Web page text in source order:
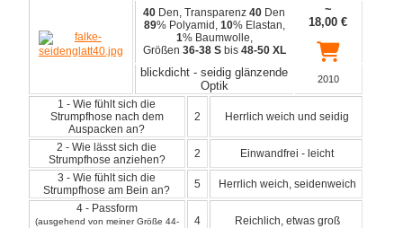
40 Den, Transparenz40 Den
89% Polyamid, 10% Elastan,
1% Baumwolle,
Größen 36-38 Sbis 48-50 XL
~
18,00 €
blickdicht - seidig glänzende
Optik
2010
1 - Wie fühlt sich die
Strumpfhose nach dem
Auspacken an?
2 Herrlich weich und seidig
2 - Wie lässt sich die
Strumpfhose anziehen?
2
Einwandfrei - leicht
3 - Wie fühlt sich die
Strumpfhose am Bein an?
5
Herrlich weich, seidenweich
4 - Passform
(ausgehend von meiner Größe 44-
4 Reichlich, etwas groß